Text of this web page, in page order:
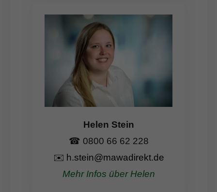
Helen Stein
☎ 0800 66 62 228
✉️ h.stein@mawadirekt.de
Mehr Infos über Helen